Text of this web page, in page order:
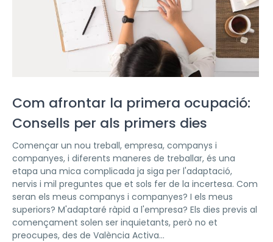
Com afrontar la primera ocupació:
Consells per als primers dies
Començar un nou treball, empresa, companys i
companyes, i diferents maneres de treballar, és una
etapa una mica complicada ja siga per l'adaptació,
nervis i mil preguntes que et sols fer de la incertesa. Com
seran els meus companys i companyes? I els meus
superiors? M'adaptaré ràpid a l'empresa? Els dies previs al
començament solen ser inquietants, però no et
preocupes, des de València Activa...